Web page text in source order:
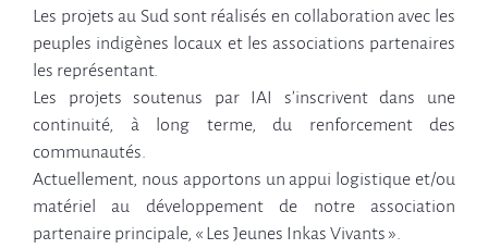
Les projets au Sud sont réalisés en collaboration avec les
peuples indigènes locaux et les associations partenaires
les représentant.
Les projets soutenus par IAI s’inscrivent dans une
continuité, à long terme, du renforcement des
communautés.
Actuellement, nous apportons un appui logistique et/ou
matériel au développement de notre association
partenaire principale, « Les Jeunes Inkas Vivants ».